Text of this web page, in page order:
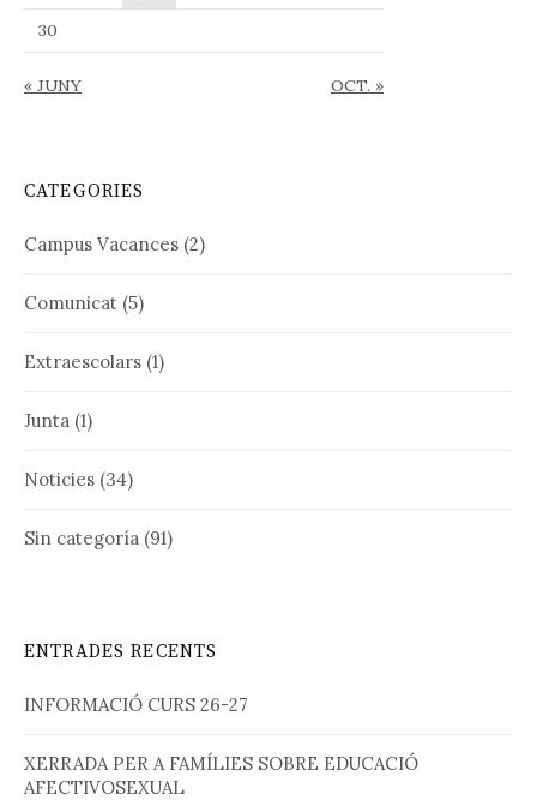
« JUNY OCT. »
30
CATEGORIES
Campus Vacances (2)
Comunicat (5)
Extraescolars (1)
Junta (1)
Noticies (34)
Sin categoría (91)
ENTRADES RECENTS
INFORMACIÓ CURS 26-27
XERRADA PER A FAMÍLIES SOBRE EDUCACIÓ
AFECTIVOSEXUAL